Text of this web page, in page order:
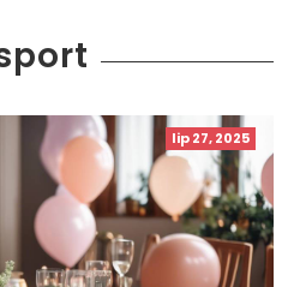
lip 27, 2025